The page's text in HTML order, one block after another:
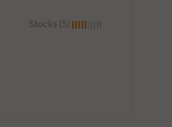
Stocks (5)